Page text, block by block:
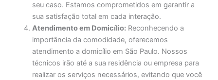
seu caso. Estamos comprometidos em garantir a
sua satisfação total em cada interação.
Atendimento em Domicílio: Reconhecendo a
importância da comodidade, oferecemos
atendimento a domicílio em São Paulo. Nossos
técnicos irão até a sua residência ou empresa para
realizar os serviços necessários, evitando que você